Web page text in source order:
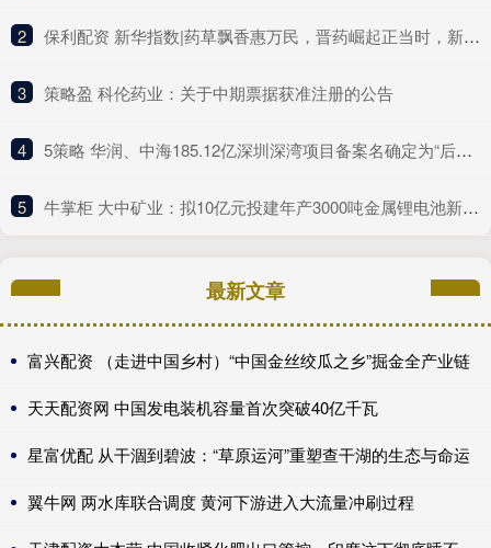
2 ​保利配资 新华指数|药草飘香惠万民，晋药崛起正当时，新华（山西）“十大晋药”中药材价格指数亮相中国品牌日活动
3 ​策略盈 科伦药业：关于中期票据获准注册的公告
4 ​5策略 华润、中海185.12亿深圳深湾项目备案名确定为“后海沄玺花园”
5 ​牛掌柜 大中矿业：拟10亿元投建年产3000吨金属锂电池新材料项目
最新文章
富兴配资 （走进中国乡村）“中国金丝绞瓜之乡”掘金全产业链
天天配资网 中国发电装机容量首次突破40亿千瓦
星富优配 从干涸到碧波：“草原运河”重塑查干湖的生态与命运
翼牛网 两水库联合调度 黄河下游进入大流量冲刷过程